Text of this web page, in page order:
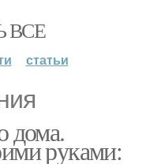
ВСЕ
статьи
дома.
руками: